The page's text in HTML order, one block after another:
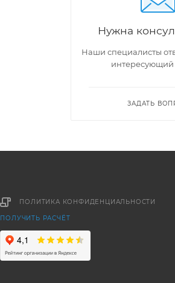
Нужна
Наши специалисты
интересующий
ЗАДАТЬ
ПОЛИТИКА КОНФИДЕНЦИАЛЬНОСТИ
ПОЛУЧИТЬ РАСЧЁТ